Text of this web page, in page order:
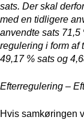
sats. Der skal
med en tidligere
anvendte sats 71,5
regulering i form af
49,17 % sats og
Efterregulering –
Hvis samkøringen